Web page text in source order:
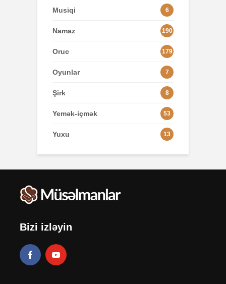
Musiqi 6
Namaz 190
Oruc 179
Oyunlar 7
Şirk 8
Yemək-içmək 53
Yuxu 13
Bizi izləyin